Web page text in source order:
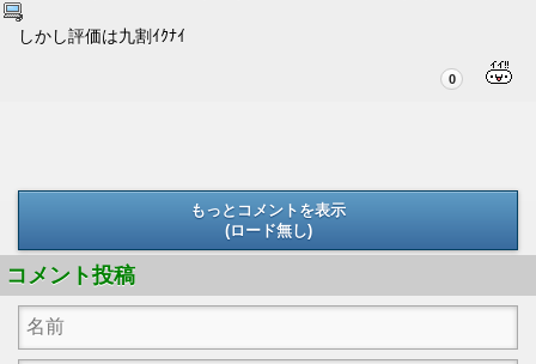
しかし評価は九割ｲｸﾅｲ
0
もっとコメントを表示
(ロード無し)
コメント投稿